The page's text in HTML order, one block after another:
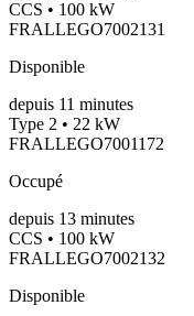
CCS • 100 kW
FRALLEGO7002131
Disponible
depuis 11 minutes
Type 2 • 22 kW
FRALLEGO7001172
Occupé
depuis 13 minutes
CCS • 100 kW
FRALLEGO7002132
Disponible